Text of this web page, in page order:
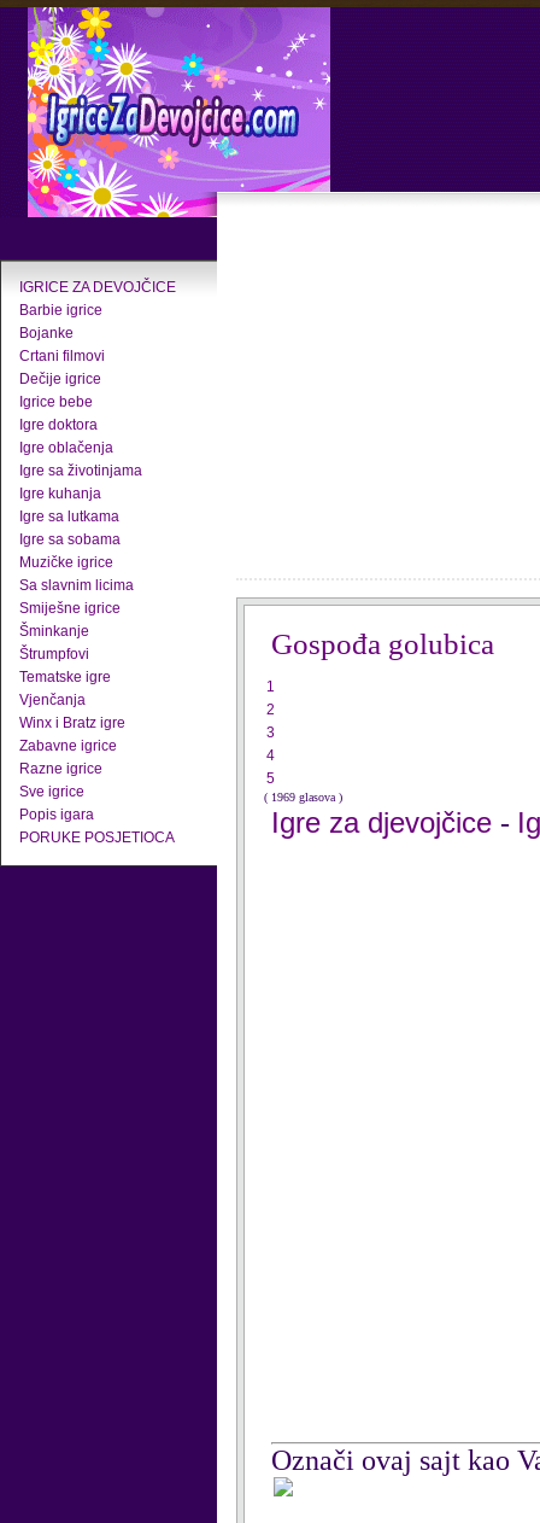
IGRICE ZA DEVOJČICE
Barbie igrice
Bojanke
Crtani filmovi
Dečije igrice
Igrice bebe
Igre doktora
Igre oblačenja
Igre sa životinjama
Igre kuhanja
Igre sa lutkama
Igre sa sobama
Muzičke igrice
Sa slavnim licima
Smiješne igrice
Šminkanje
Štrumpfovi
Tematske igre
Vjenčanja
Winx i Bratz igre
Zabavne igrice
Razne igrice
Sve igrice
Popis igara
PORUKE POSJETIOCA
Gospođa golubica
1
2
3
4
5
( 1969 glasova )
Igre za djevojčice -
Označi ovaj sajt kao